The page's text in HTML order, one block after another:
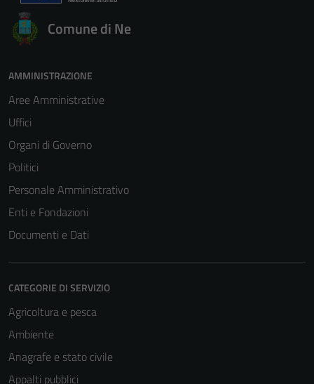
Comune di Ne
AMMINISTRAZIONE
Aree Amministrative
Uffici
Organi di Governo
Politici
Personale Amministrativo
Enti e Fondazioni
Documenti e Dati
CATEGORIE DI SERVIZIO
Agricoltura e pesca
Ambiente
Anagrafe e stato civile
Appalti pubblici